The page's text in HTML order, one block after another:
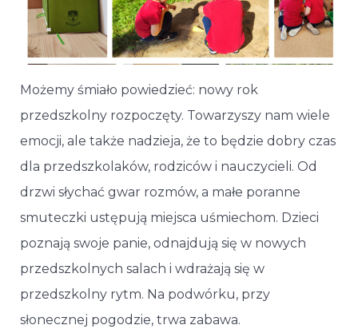
Możemy śmiało powiedzieć: nowy rok
przedszkolny rozpoczęty. Towarzyszy nam wiele
emocji, ale także nadzieja, że to będzie dobry czas
dla przedszkolaków, rodziców i nauczycieli. Od
drzwi słychać gwar rozmów, a małe poranne
smuteczki ustępują miejsca uśmiechom. Dzieci
poznają swoje panie, odnajdują się w nowych
przedszkolnych salach i wdrażają się w
przedszkolny rytm. Na podwórku, przy
słonecznej pogodzie, trwa zabawa.